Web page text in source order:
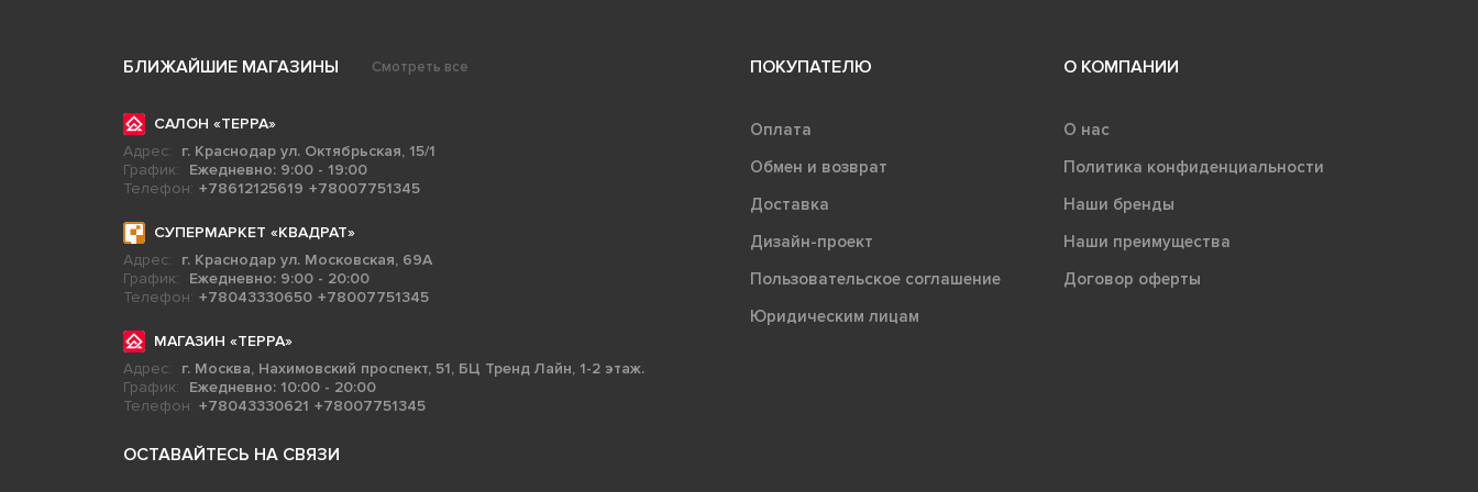
БЛИЖАЙШИЕ МАГАЗИНЫ Смотреть все
САЛОН «ТЕРРА»
Адрес:
г. Краснодар ул. Октябрьская, 15/1
График:
Ежедневно: 9:00 - 19:00
Телефон: +78612125619 +78007751345
СУПЕРМАРКЕТ «КВАДРАТ»
Адрес:
г. Краснодар ул. Московская, 69А
График:
Ежедневно: 9:00 - 20:00
Телефон: +78043330650 +78007751345
МАГАЗИН «ТЕРРА»
Адрес:
г. Москва, Нахимовский проспект, 51, БЦ Тренд Лайн, 1-2 этаж.
График:
Ежедневно: 10:00 - 20:00
Телефон: +78043330621 +78007751345
ОСТАВАЙТЕСЬ НА СВЯЗИ
ПОКУПАТЕЛЮ
Оплата
Обмен и возврат
Доставка
Дизайн-проект
Пользовательское соглашение
Юридическим лицам
О КОМПАНИИ
О нас
Политика конфиденциальности
Наши бренды
Наши преимущества
Договор оферты